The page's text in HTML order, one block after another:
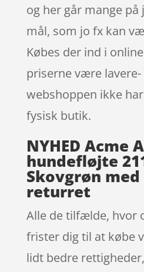
og her går mange på
mål, som jo fx kan
Købes der ind i
priserne være
webshoppen ikke
fysisk butik.
NYHED Acme
hundefløjte
Skovgrøn med
returret
Alle de tilfælde, hvor
frister dig til at købe
lidt bedre